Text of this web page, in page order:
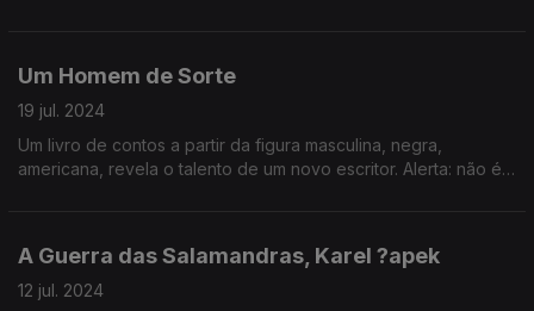
Um Homem de Sorte
19 jul. 2024
Um livro de contos a partir da figura masculina, negra,
americana, revela o talento de um novo escritor. Alerta: não é
A Guerra das Salamandras, Karel ?apek
12 jul. 2024